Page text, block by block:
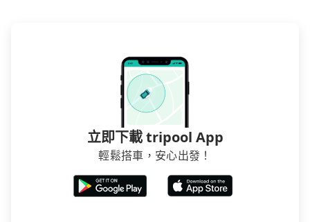
立即下載 tripool App
輕鬆搭車，安心出發！